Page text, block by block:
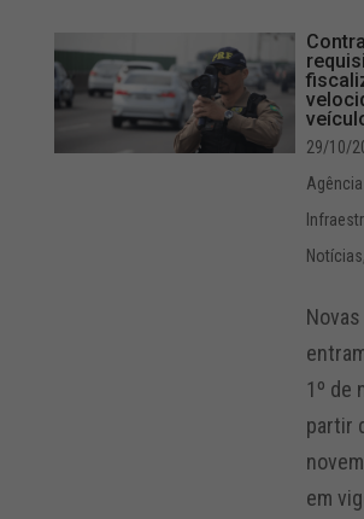
29/10/
Agência
Notícias
1º de
partir
em